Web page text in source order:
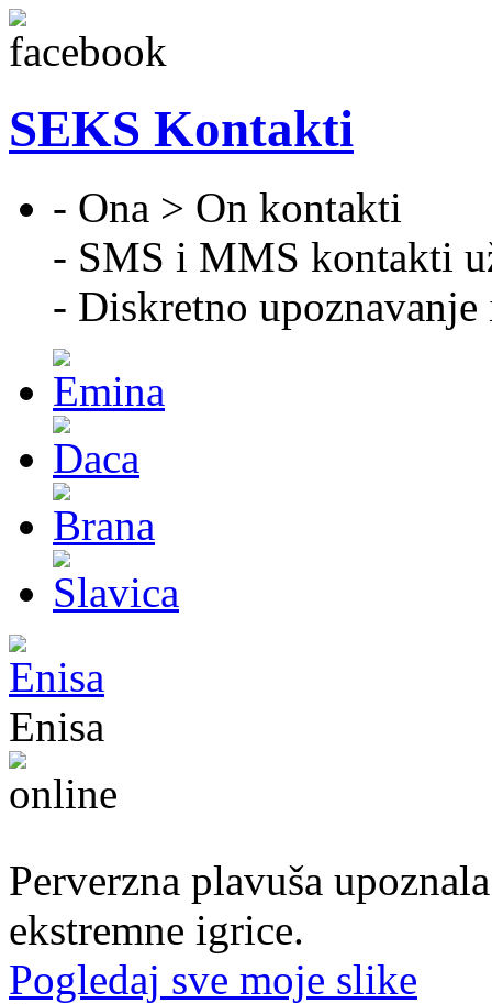
SEKS Kontakti
- Ona > On kontakti
- SMS i MMS kontakti
- Diskretno upoznavanje
Enisa
Perverzna plavuša
ekstremne igrice.
Pogledaj sve moje slike